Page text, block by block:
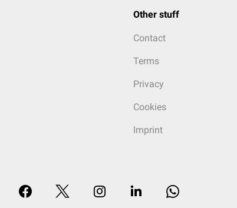
Other stuff
Contact
Terms
Privacy
Cookies
Imprint